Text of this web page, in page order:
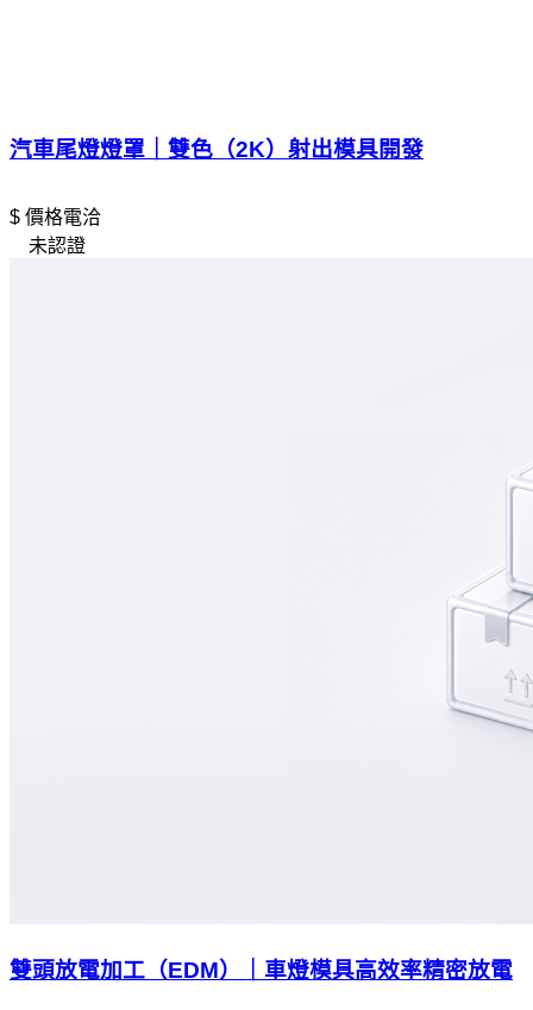
汽車尾燈燈罩｜雙色（2K）射出模具開發
$ 價格電洽
未認證
雙頭放電加工（EDM）｜車燈模具高效率精密放電